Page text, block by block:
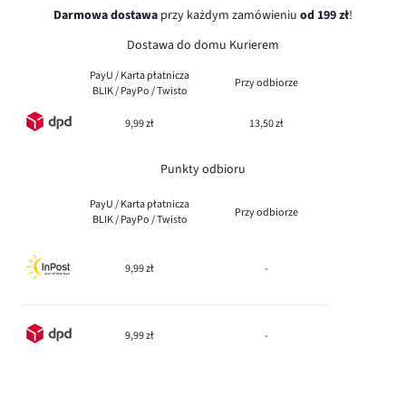
Darmowa dostawa przy każdym zamówieniu od 199 zł!
Dostawa do domu Kurierem
PayU / Karta płatnicza
BLIK / PayPo / Twisto
Przy odbiorze
9,99 zł 13,50 zł
Punkty odbioru
PayU / Karta płatnicza
BLIK / PayPo / Twisto
Przy odbiorze
9,99 zł -
9,99 zł -